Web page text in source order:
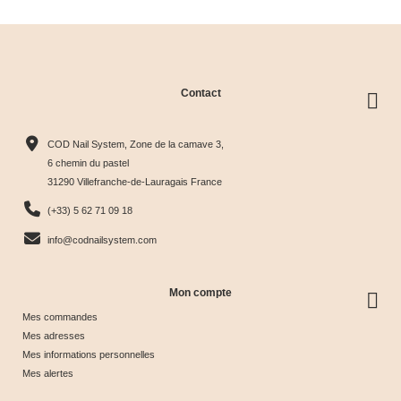
Tips &
nuancier
 
& Tips
Glow &
Collection
Contact
COD Nail System, Zone de la camave 3,
6 chemin du pastel
31290 Villefranche-de-Lauragais France
(+33) 5 62 71 09 18
info@codnailsystem.com
Mon compte
Mes commandes
Mes adresses
Mes informations personnelles
Mes alertes